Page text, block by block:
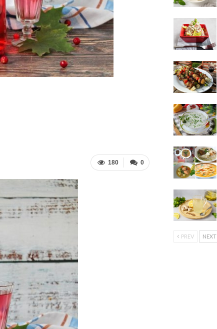
0
180
PREV NEXT